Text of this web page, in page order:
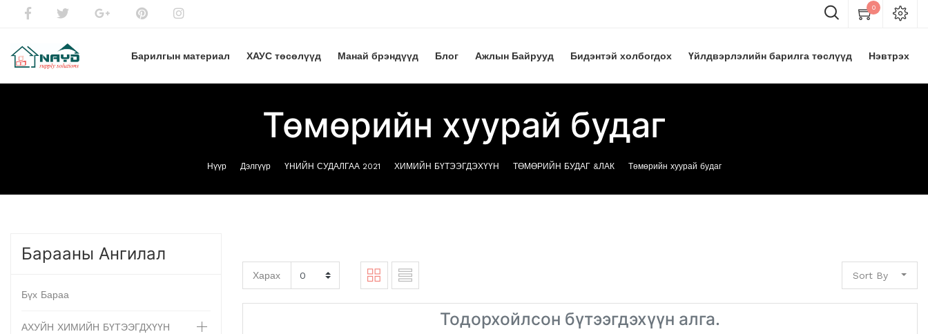
0
Барилгын материал ХАУС төсөлүүд Манай брэндүүд Блог Ажлын Байрууд Бидэнтэй холбогдох Үйлдвэрлэлийн барилга төслүүд Нэвтрэх
Төмөрийн хуурай будаг
Нүүр Дэлгүүр ҮНИЙН СУДАЛГАА 2021 ХИМИЙН БҮТЭЭГДЭХҮҮН ТӨМӨРИЙН БУДАГ &ЛАК Төмөрийн хуурай будаг
Барааны Ангилал
Бүх Бараа
АХУЙН ХИМИЙН БҮТЭЭГДХҮҮН
Харах Sort By
Тодорхойлсон бүтээгдэхүүн алга.